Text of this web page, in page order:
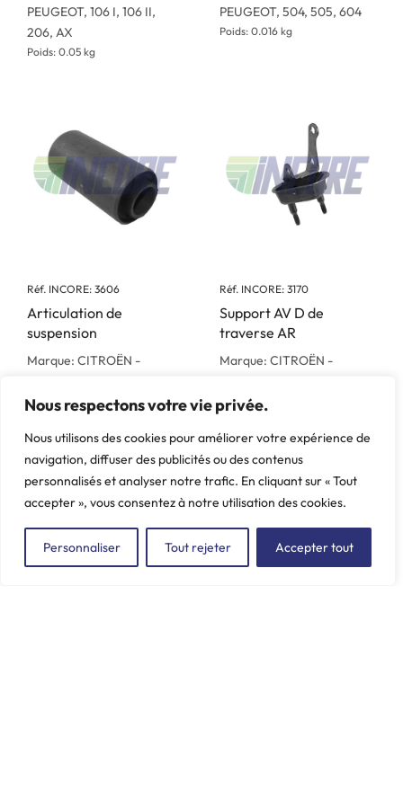
Nous respectons votre vie privée.
Nous utilisons des cookies pour améliorer votre expérience de
navigation, diffuser des publicités ou des contenus
personnalisés et analyser notre trafic. En cliquant sur « Tout
accepter », vous consentez à notre utilisation des cookies.
Personnaliser Tout rejeter Accepter tout
PEUGEOT, 106 I, 106 II,
206, AX
Poids: 0.05 kg
PEUGEOT, 504, 505, 604
Poids: 0.016 kg
Réf. INCORE: 3606
Articulation de
suspension
Marque: CITROËN -
Poids: 0.151 kg
Réf. INCORE: 3170
Support AV D de
traverse AR
Marque: CITROËN -
Poids: 1.064 kg